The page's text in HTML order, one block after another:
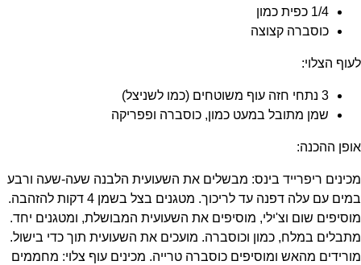
1/4 כפית כמון
כוסברה קצוצה
לעוף הצלוי:
3 נתחי חזה עוף משוטחים (כמו לשניצל)
שמן מתובל במעט כמון, כוסברה ופפריקה
אופן ההכנה:
מכינים ריפרייד בינס: מבשלים את השעועית הלבנה שעה-שעה ורבע
במים עם עלה דפנה עד לריכוך. מטגנים בצל בשמן 4 דקות להזהבה.
מוסיפים שום וצ'ילי, מוסיפים את השעועית המבושלת, ומטגנים יחד.
מתבלים במלח, כמון וכוסברה. מועכים את השעועית תוך כדי בישול.
מורידים מהאש ומוסיפים כוסברה טרייה. מכינים עוף צלוי: מחממים